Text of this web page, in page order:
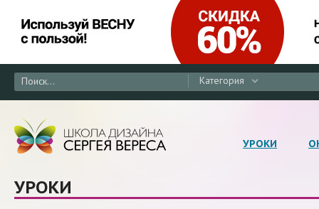
Категория
УРОКИ
УРОКИ